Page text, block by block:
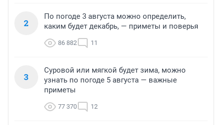
2
По погоде 3 августа можно определить,
каким будет декабрь, — приметы и поверья
86 882 11
3
Суровой или мягкой будет зима, можно
узнать по погоде 5 августа — важные
приметы
77 370 12